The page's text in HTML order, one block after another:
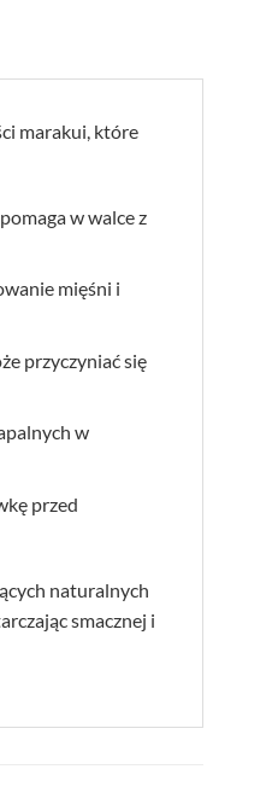
marakui, które
w walce z
mięśni i
przyczyniać się
w
przed
naturalnych
smacznej i